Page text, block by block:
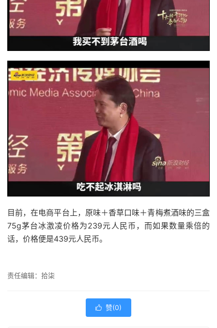
目前，在电商平台上，原味＋香草口味＋青梅煮酒味的三盒
75g茅台冰激凌价格为239元人民币，而如果数量乘倍的
话，价格便是439元人民币。
责任编辑：拾柒
 赞(0)